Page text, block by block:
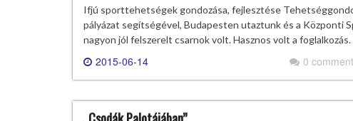
Ifjú sporttehetségek gondozása, fejlesztése
pályázat segítségével, Budapesten utaztunk és a Központi
nagyon jól felszerelt csarnok volt. Hasznos volt a
2015-06-14 0 comment